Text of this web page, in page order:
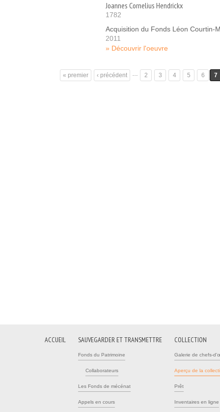
Joannes Cornelius Hendrickx
1782
Acquisition du Fonds Léon Courtin-
2011
Découvrir l'oeuvre
« premier ‹ précédent … 2 3 4 5 6 7
ACCUEIL SAUVEGARDER ET TRANSMETTRE
Fonds du Patrimoine
Collaborateurs
Les Fonds de mécénat
Appels en cours
COLLECTION
Galerie de chefs-
Aperçu de la
Prêt
Inventaires en ligne